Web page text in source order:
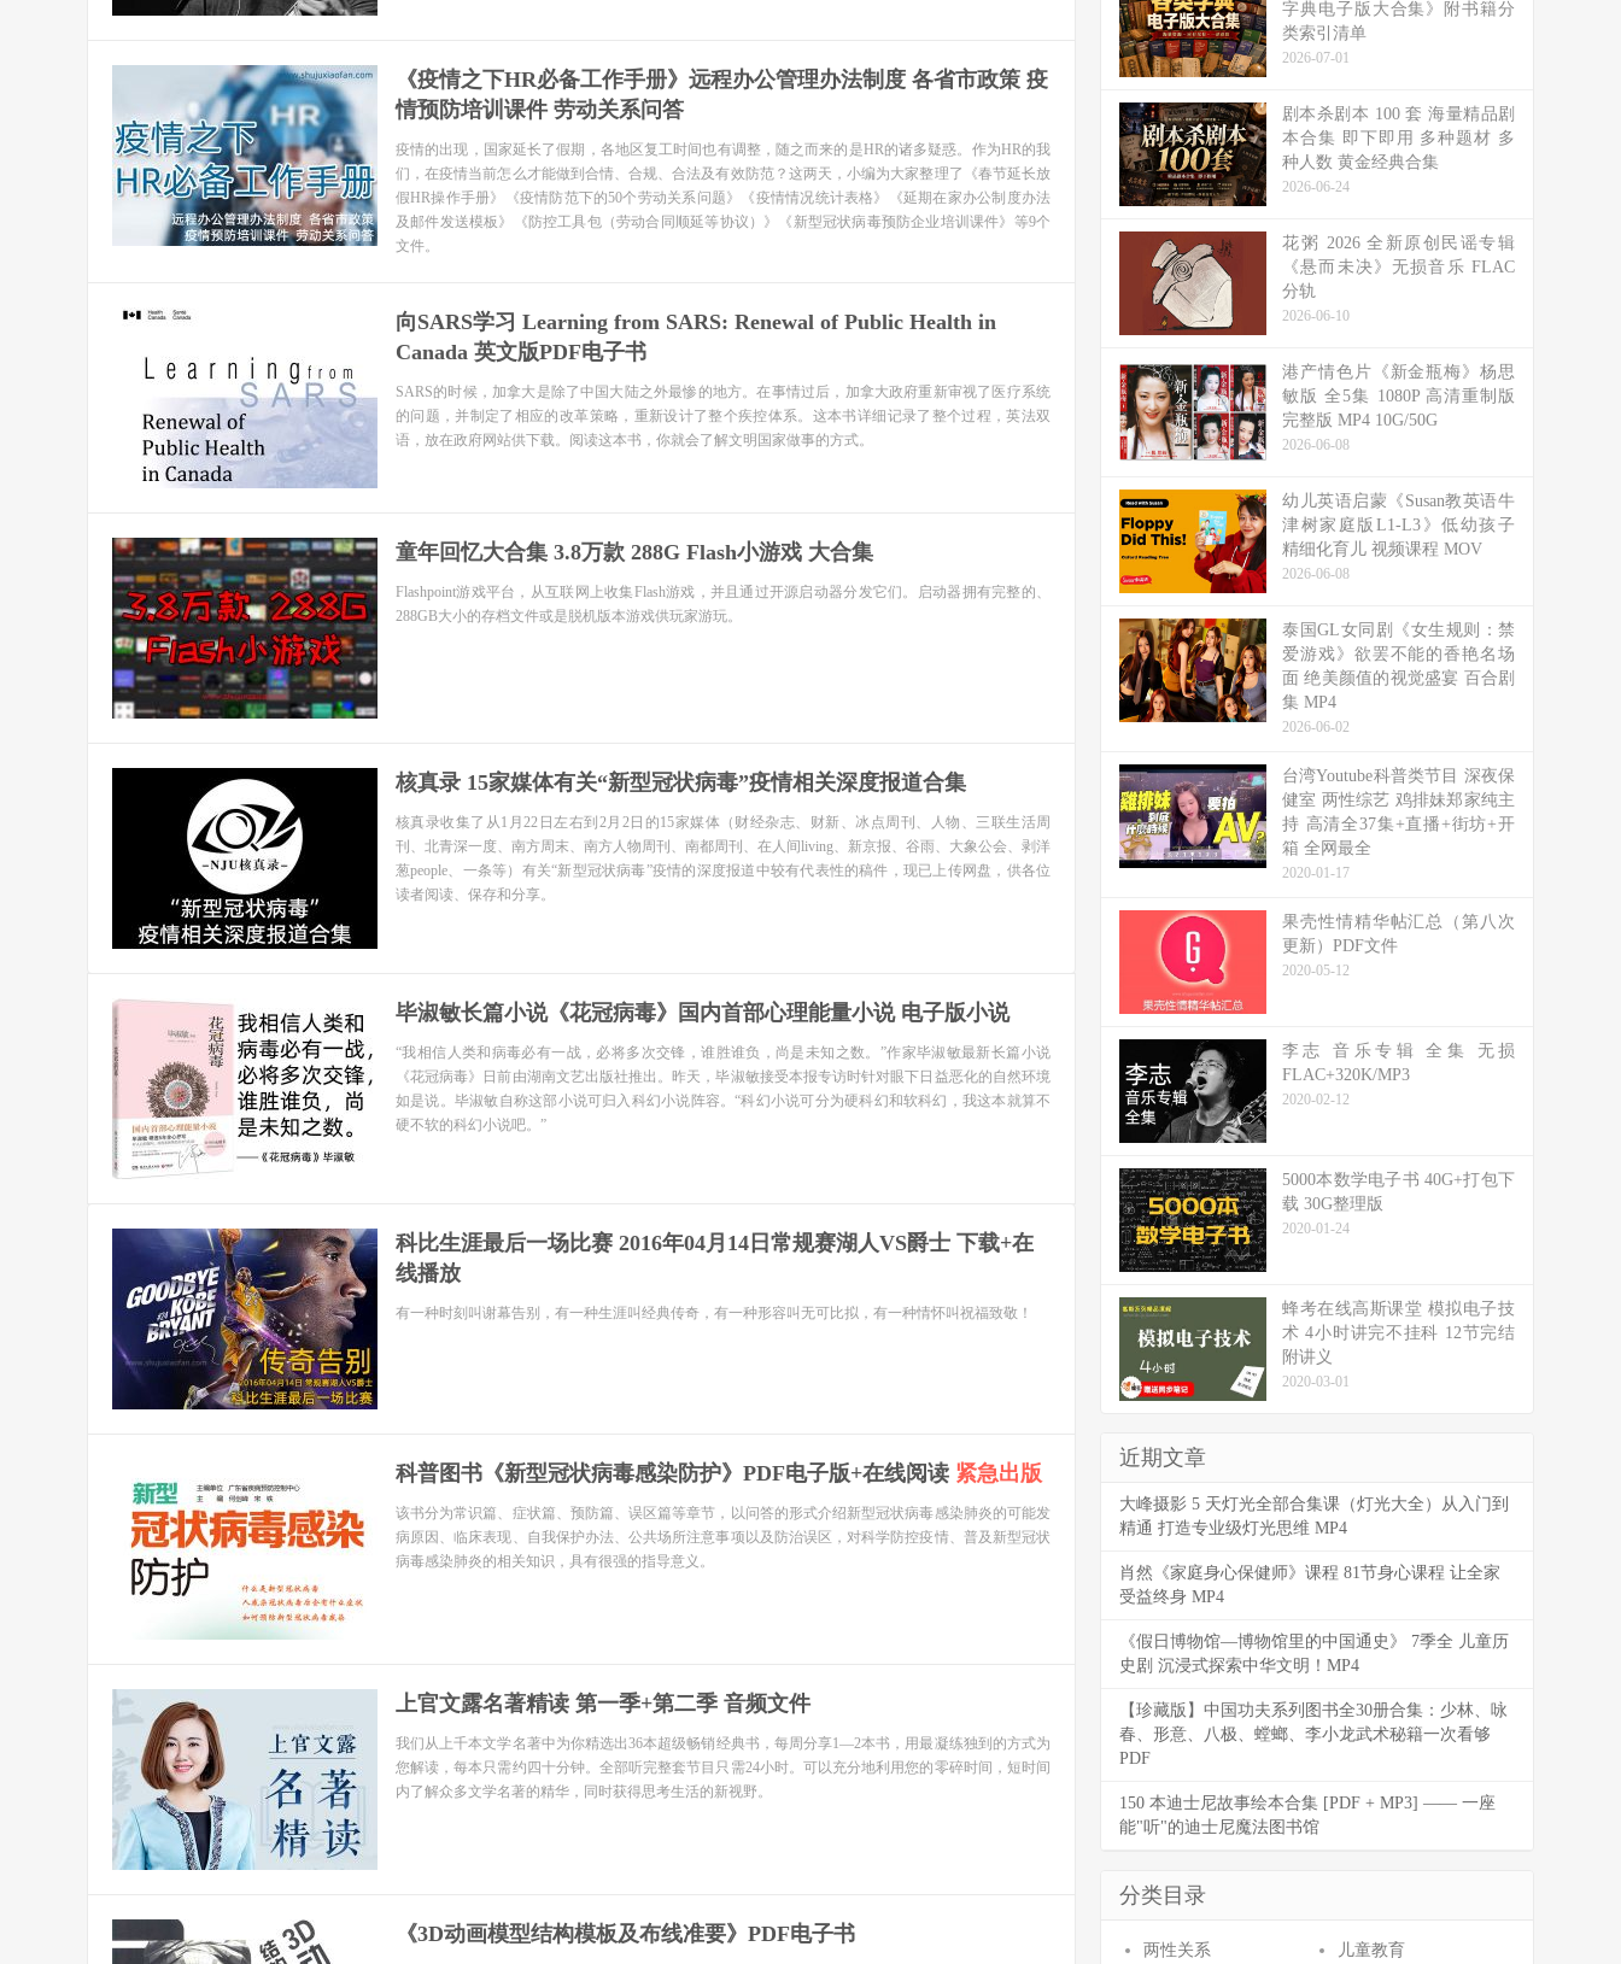
《疫情之下HR必备工作手册》远程办公管理办法制度 各省市政策 疫
情预防培训课件 劳动关系问答
疫情的出现，国家延长了假期，各地区复工时间也有调整，随之而来的是HR的诸多疑惑。作为HR的我
们，在疫情当前怎么才能做到合情、合规、合法及有效防范？这两天，小编为大家整理了《春节延长放
假HR操作手册》《疫情防范下的50个劳动关系问题》《疫情情况统计表格》《延期在家办公制度办法
及邮件发送模板》《防控工具包（劳动合同顺延等协议）》《新型冠状病毒预防企业培训课件》等9个
文件。
向SARS学习 Learning from SARS: Renewal of Public Health in
Canada 英文版PDF电子书
SARS的时候，加拿大是除了中国大陆之外最惨的地方。在事情过后，加拿大政府重新审视了医疗系统
的问题，并制定了相应的改革策略，重新设计了整个疾控体系。这本书详细记录了整个过程，英法双
语，放在政府网站供下载。阅读这本书，你就会了解文明国家做事的方式。
童年回忆大合集 3.8万款 288G Flash小游戏 大合集
Flashpoint游戏平台，从互联网上收集Flash游戏，并且通过开源启动器分发它们。启动器拥有完整的、
288GB大小的存档文件或是脱机版本游戏供玩家游玩。
核真录 15家媒体有关“新型冠状病毒”疫情相关深度报道合集
核真录收集了从1月22日左右到2月2日的15家媒体（财经杂志、财新、冰点周刊、人物、三联生活周
刊、北青深一度、南方周末、南方人物周刊、南都周刊、在人间living、新京报、谷雨、大象公会、剥洋
葱people、一条等）有关“新型冠状病毒”疫情的深度报道中较有代表性的稿件，现已上传网盘，供各位
读者阅读、保存和分享。
毕淑敏长篇小说《花冠病毒》国内首部心理能量小说 电子版小说
“我相信人类和病毒必有一战，必将多次交锋，谁胜谁负，尚是未知之数。”作家毕淑敏最新长篇小说
《花冠病毒》日前由湖南文艺出版社推出。昨天，毕淑敏接受本报专访时针对眼下日益恶化的自然环境
如是说。毕淑敏自称这部小说可归入科幻小说阵容。“科幻小说可分为硬科幻和软科幻，我这本就算不
硬不软的科幻小说吧。”
科比生涯最后一场比赛 2016年04月14日常规赛湖人VS爵士 下载+在
线播放
有一种时刻叫谢幕告别，有一种生涯叫经典传奇，有一种形容叫无可比拟，有一种情怀叫祝福致敬！
科普图书《新型冠状病毒感染防护》PDF电子版+在线阅读 紧急出版
该书分为常识篇、症状篇、预防篇、误区篇等章节，以问答的形式介绍新型冠状病毒感染肺炎的可能发
病原因、临床表现、自我保护办法、公共场所注意事项以及防治误区，对科学防控疫情、普及新型冠状
病毒感染肺炎的相关知识，具有很强的指导意义。
上官文露名著精读 第一季+第二季 音频文件
我们从上千本文学名著中为你精选出36本超级畅销经典书，每周分享1—2本书，用最凝练独到的方式为
您解读，每本只需约四十分钟。全部听完整套节目只需24小时。可以充分地利用您的零碎时间，短时间
内了解众多文学名著的精华，同时获得思考生活的新视野。
《3D动画模型结构模板及布线准要》PDF电子书
字典电子版大合集》附书籍分
类索引清单
2026-07-01
剧本杀剧本 100 套 海量精品剧
本合集 即下即用 多种题材 多
种人数 黄金经典合集
2026-06-24
花粥 2026 全新原创民谣专辑
《悬而未决》无损音乐 FLAC
分轨
2026-06-10
港产情色片《新金瓶梅》杨思
敏版 全5集 1080P 高清重制版
完整版 MP4 10G/50G
2026-06-08
幼儿英语启蒙《Susan教英语牛
津树家庭版L1-L3》低幼孩子
精细化育儿 视频课程 MOV
2026-06-08
泰国GL女同剧《女生规则：禁
爱游戏》欲罢不能的香艳名场
面 绝美颜值的视觉盛宴 百合剧
集 MP4
2026-06-02
台湾Youtube科普类节目 深夜保
健室 两性综艺 鸡排妹郑家纯主
持 高清全37集+直播+街坊+开
箱 全网最全
2020-01-17
果壳性情精华帖汇总（第八次
更新）PDF文件
2020-05-12
李志 音乐专辑 全集 无损
FLAC+320K/MP3
2020-02-12
5000本数学电子书 40G+打包下
载 30G整理版
2020-01-24
蜂考在线高斯课堂 模拟电子技
术 4小时讲完不挂科 12节完结
附讲义
2020-03-01
近期文章
大峰摄影 5 天灯光全部合集课（灯光大全）从入门到
精通 打造专业级灯光思维 MP4
肖然《家庭身心保健师》课程 81节身心课程 让全家
受益终身 MP4
《假日博物馆—博物馆里的中国通史》 7季全 儿童历
史剧 沉浸式探索中华文明！MP4
【珍藏版】中国功夫系列图书全30册合集：少林、咏
春、形意、八极、螳螂、李小龙武术秘籍一次看够
PDF
150 本迪士尼故事绘本合集 [PDF + MP3] —— 一座
能"听"的迪士尼魔法图书馆
分类目录
两性关系
儿童教育